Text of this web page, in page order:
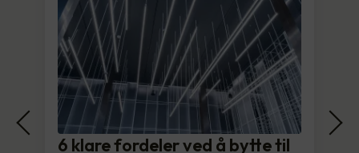
6 klare fordeler ved å bytte til